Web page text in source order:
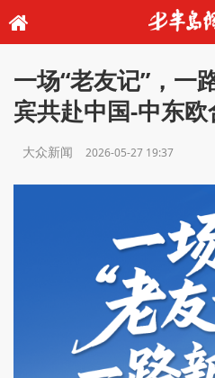
一场“老友记”，一
宾共赴中国-中东
大众新闻 2026-05-27 19:37